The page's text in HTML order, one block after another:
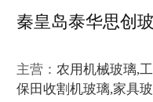
秦皇岛泰华思创
主营： 农用机械玻璃,
保田收割机玻璃,家具